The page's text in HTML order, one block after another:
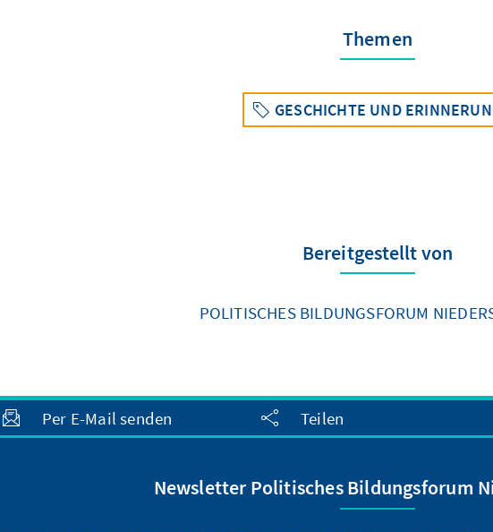
Themen
GESCHICHTE UND
Bereitgestellt von
POLITISCHES BILDUNGSFORUM
Per E-Mail senden Teilen
Newsletter Politisches Bildungsforum